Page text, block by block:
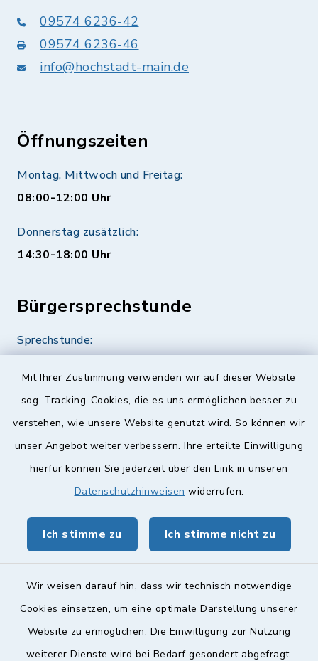
Mit Ihrer Zustimmung verwenden wir auf dieser Website
sog. Tracking-Cookies, die es uns ermöglichen besser zu
verstehen, wie unsere Website genutzt wird. So können wir
unser Angebot weiter verbessern. Ihre erteilte Einwilligung
hierfür können Sie jederzeit über den Link in unseren
Datenschutzhinweisen widerrufen.
Ich stimme zu Ich stimme nicht zu
Wir weisen darauf hin, dass wir technisch notwendige
Cookies einsetzen, um eine optimale Darstellung unserer
Website zu ermöglichen. Die Einwilligung zur Nutzung
weiterer Dienste wird bei Bedarf gesondert abgefragt.
09574 6236-42
09574 6236-46
info@hochstadt-main.de
Öffnungszeiten
Montag, Mittwoch und Freitag:
08:00-12:00 Uhr
Donnerstag zusätzlich:
14:30-18:00 Uhr
Bürgersprechstunde
Sprechstunde:
Quicklinks
Landkreis Lichtenfels
geoPortal Lichtenfels